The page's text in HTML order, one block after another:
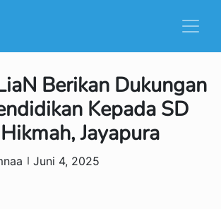
Berikan Dukungan
Kepada SD
Jayapura
Juni 4, 2025